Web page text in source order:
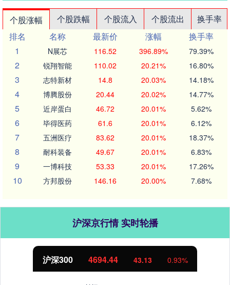
个股涨幅 个股跌幅 个股流入 个股流出
换手率
排名
名称 最新价 涨幅
换手率
1
N展芯 116.52 396.89% 79.39%
2 锐翔智能 110.02 20.21% 16.80%
3 志特新材 14.8 20.03% 14.18%
4 博腾股份 20.44 20.02% 14.77%
5 近岸蛋白 46.72 20.01% 5.62%
6 毕得医药 61.6 20.01% 6.12%
7 五洲医疗 83.62 20.01% 18.37%
8 耐科装备 49.67 20.01% 6.83%
9 一博科技 53.33 20.01% 17.26%
10 方邦股份 146.16 20.00% 7.68%
沪深京行情 实时轮播
北证50 1134.24